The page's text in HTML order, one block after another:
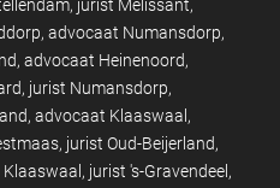
jurist Melissant
advocaat Numansdorp
advocaat Heinenoord
jurist Numansdorp
advocaat Klaaswaal
jurist Oud-Beijerland
jurist 's-Gravendeel